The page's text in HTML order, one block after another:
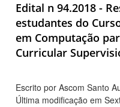
Edital n 94.2018 -
estudantes do
em Computação
Curricular
Escrito por Ascom Santo
Última modificação em